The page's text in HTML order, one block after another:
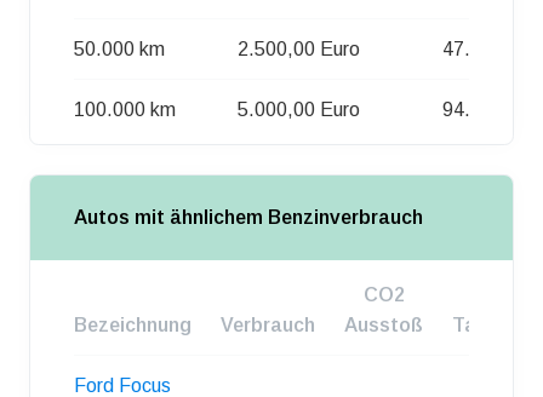
50.000 km 2.500,00 Euro 47.036
100.000 km 5.000,00 Euro 94.073
Autos mit ähnlichem Benzinverbrauch
Bezeichnung Verbrauch
CO2
Ausstoß
Ford Focus